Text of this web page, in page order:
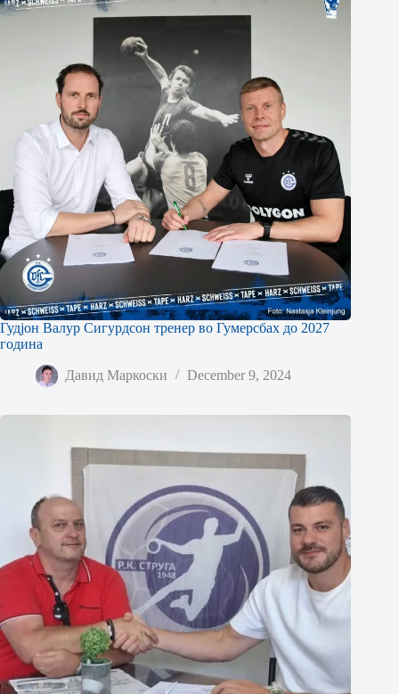
Гудјон Валур Сигурдсон тренер во Гумерсбах до 2027
година
Давид Маркоски December 9, 2024